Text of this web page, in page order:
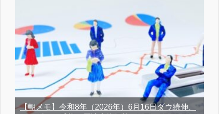
【朝メモ】令和8年（2026年）6月16日ダウ続伸、